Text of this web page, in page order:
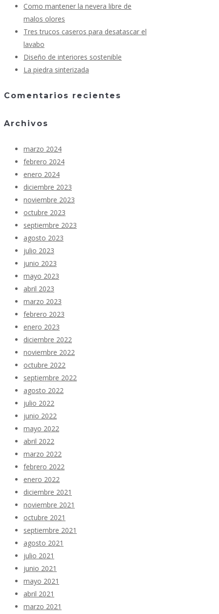
Como mantener la nevera libre de
malos olores
Tres trucos caseros para desatascar el
lavabo
Diseño de interiores sostenible
La piedra sinterizada
Comentarios recientes
Archivos
marzo 2024
febrero 2024
enero 2024
diciembre 2023
noviembre 2023
octubre 2023
septiembre 2023
agosto 2023
julio 2023
junio 2023
mayo 2023
abril 2023
marzo 2023
febrero 2023
enero 2023
diciembre 2022
noviembre 2022
octubre 2022
septiembre 2022
agosto 2022
julio 2022
junio 2022
mayo 2022
abril 2022
marzo 2022
febrero 2022
enero 2022
diciembre 2021
noviembre 2021
octubre 2021
septiembre 2021
agosto 2021
julio 2021
junio 2021
mayo 2021
abril 2021
marzo 2021